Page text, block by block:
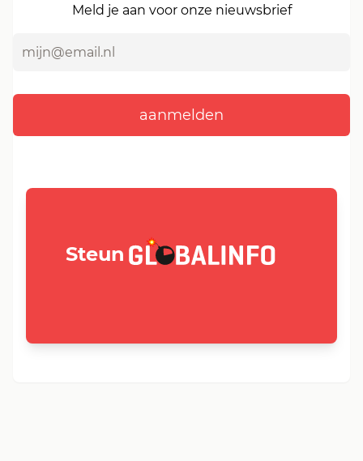
Meld je aan voor onze nieuwsbrief
Steun GLOBALINFO.nl